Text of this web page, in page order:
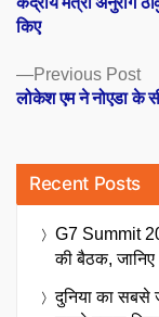
navigation
Previous Post
लोकेश एम ने नोएडा के
किए
Recent Posts
G7 Summit
की बैठक,
दुनिया का सबसे